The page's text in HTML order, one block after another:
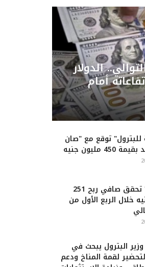
الدولار
أمام
للبترول" توقع مع "صان
مليون جنيه
"سيدبك" تحقق صافي ربح 251
خلال الربع الأول من
البترول يبحث في
لقمة المناخ ودعم